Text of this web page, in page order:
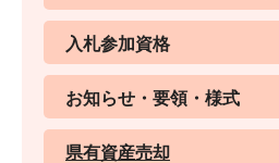
入札参加資格
お知らせ・要領・様式
県有資産売却